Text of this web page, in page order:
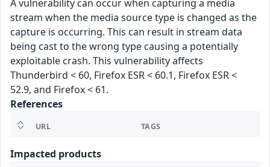
A vulnerability can occur when capturing a media
stream when the media source type is changed as the
capture is occurring. This can result in stream data
being cast to the wrong type causing a potentially
exploitable crash. This vulnerability affects
Thunderbird < 60, Firefox ESR < 60.1, Firefox ESR <
52.9, and Firefox < 61.
References
URL TAGS
Impacted products